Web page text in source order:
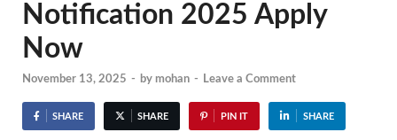
Notification 2025 Apply
Now
November 13, 2025 - by mohan - Leave a Comment
SHARE SHARE PIN IT SHARE